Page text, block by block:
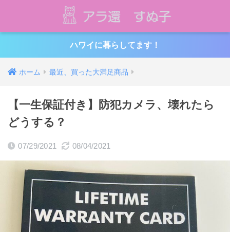
ハワイに暮らしてます！
ホーム 最近、買った大満足商品
【一生保証付き】防犯カメラ、壊れたら
どうする？
07/29/2021 08/04/2021